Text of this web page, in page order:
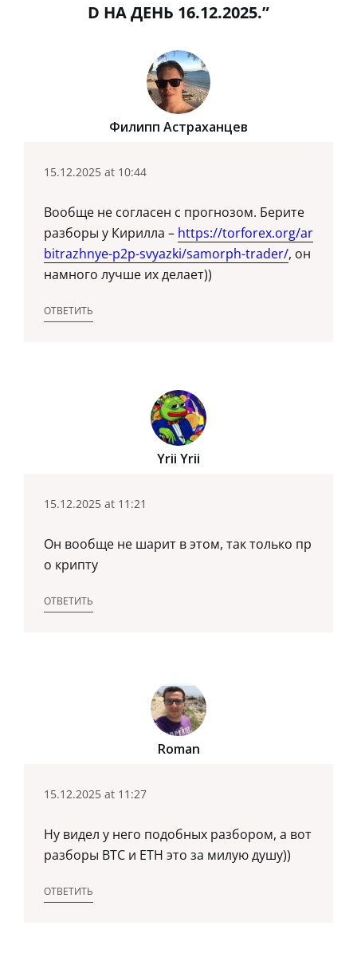
D НА ДЕНЬ 16.12.2025.”
Филипп Астраханцев
15.12.2025 at 10:44
Вообще не согласен с прогнозом. Берите
разборы у Кирилла – https://torforex.org/ar
bitrazhnye-p2p-svyazki/samorph-trader/, он
намного лучше их делает))
ОТВЕТИТЬ
Yrii Yrii
15.12.2025 at 11:21
Он вообще не шарит в этом, так только пр
о крипту
ОТВЕТИТЬ
Roman
15.12.2025 at 11:27
Ну видел у него подобных разбором, а вот
разборы BTC и ETH это за милую душу))
ОТВЕТИТЬ